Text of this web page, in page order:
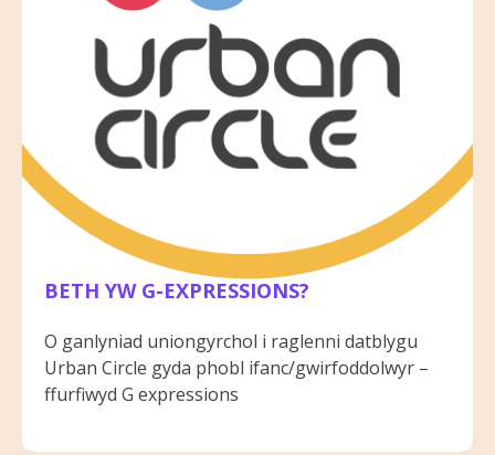
BETH YW G-EXPRESSIONS?
O ganlyniad uniongyrchol i raglenni datblygu
Urban Circle gyda phobl ifanc/gwirfoddolwyr –
ffurfiwyd G expressions